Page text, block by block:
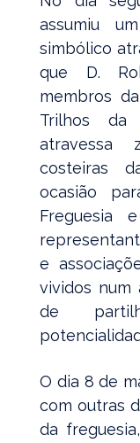
assumiu
simbólico
que D.
membros
Trilhos da
atravessa
costeiras
ocasião
Freguesia
e
vividos num
de
O dia 8 de
com outras
da